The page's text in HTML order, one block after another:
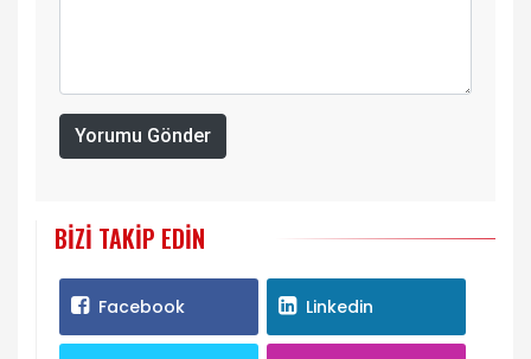
Yorumu Gönder
BIZI TAKIP EDIN
Facebook Linkedin